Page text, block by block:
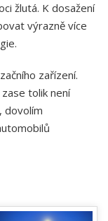
žlutá. K dosažení
výrazně více
zařízení.
tolik není
dovolím